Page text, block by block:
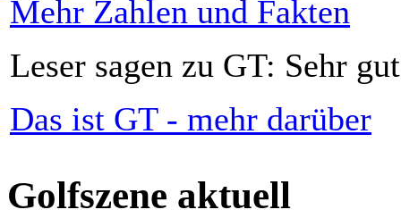
Mehr Zahlen und Fakten
Leser sagen zu GT: Sehr
Das ist GT - mehr darüber
Golfszene aktuell